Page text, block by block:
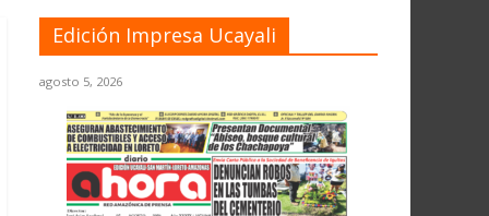
Edición Impresa Ucayali
agosto 5, 2026